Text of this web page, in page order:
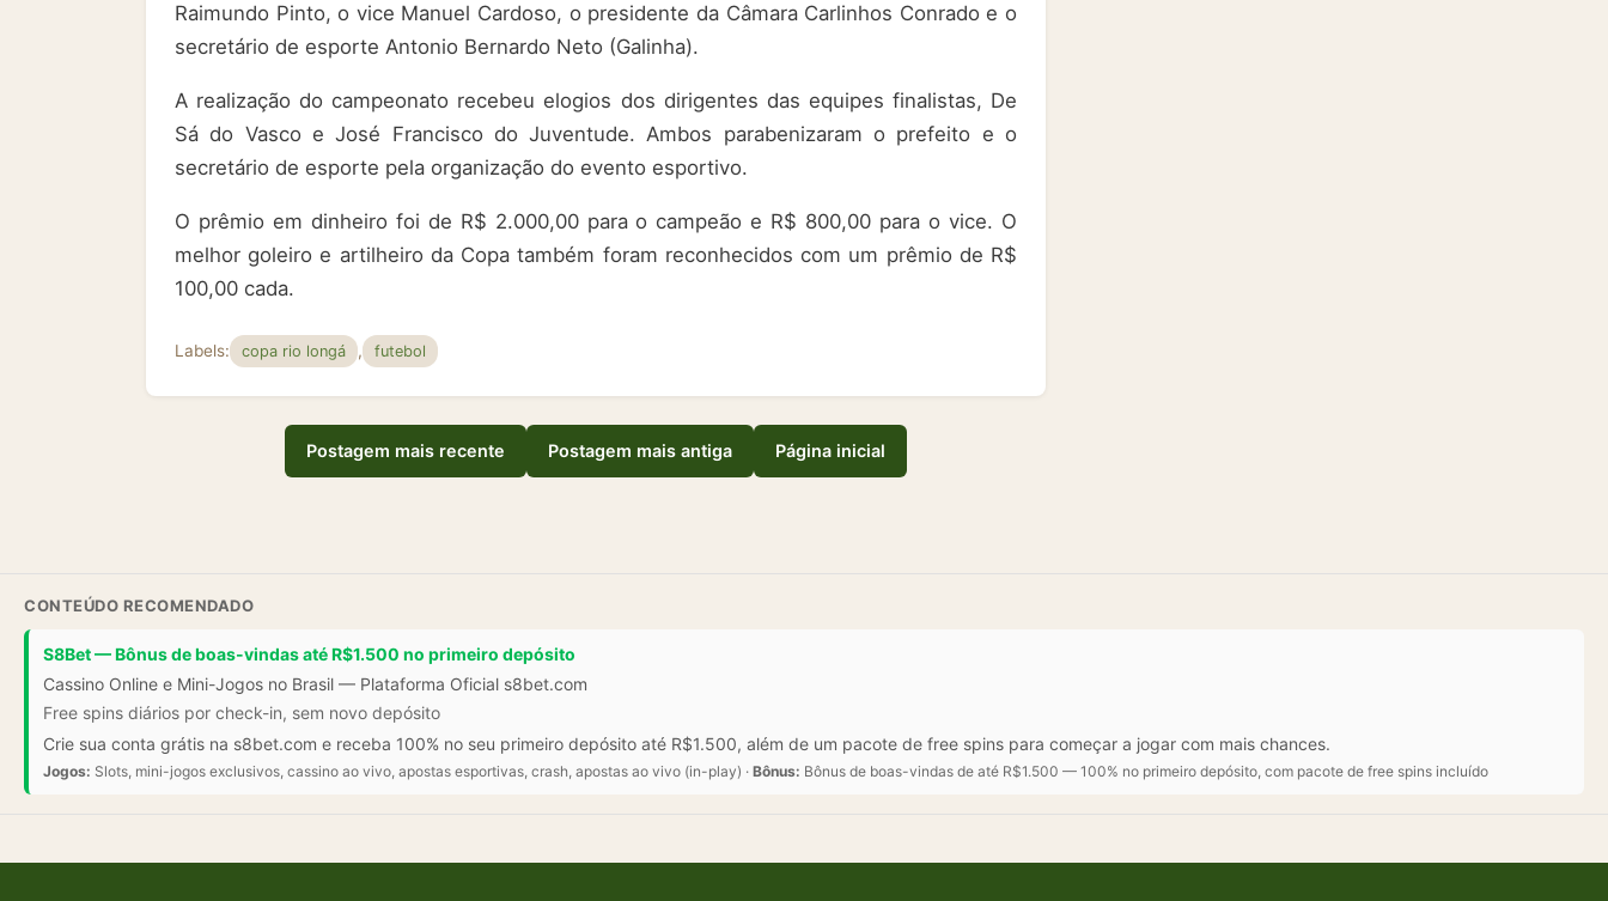
Raimundo Pinto, o vice Manuel Cardoso, o presidente da Câmara Carlinhos Conrado e o
secretário de esporte Antonio Bernardo Neto (Galinha).
A realização do campeonato recebeu elogios dos dirigentes das equipes finalistas, De
Sá do Vasco e José Francisco do Juventude. Ambos parabenizaram o prefeito e o
secretário de esporte pela organização do evento esportivo.
O prêmio em dinheiro foi de R$ 2.000,00 para o campeão e R$ 800,00 para o vice. O
melhor goleiro e artilheiro da Copa também foram reconhecidos com um prêmio de R$
100,00 cada.
Labels: copa rio longá , futebol
Postagem mais recente Postagem mais antiga Página inicial
CONTEÚDO RECOMENDADO
S8Bet — Bônus de boas-vindas até R$1.500 no primeiro depósito
Cassino Online e Mini-Jogos no Brasil — Plataforma Oficial s8bet.com
Free spins diários por check-in, sem novo depósito
Crie sua conta grátis na s8bet.com e receba 100% no seu primeiro depósito até R$1.500, além de um pacote de free spins para começar a jogar com mais chances.
Jogos: Slots, mini-jogos exclusivos, cassino ao vivo, apostas esportivas, crash, apostas ao vivo (in-play) · Bônus: Bônus de boas-vindas de até R$1.500 — 100% no primeiro depósito, com pacote de free spins incluído